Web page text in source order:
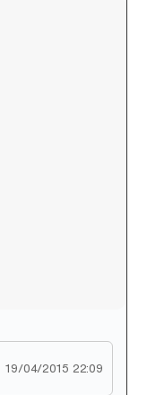
19/04/2015 22:09